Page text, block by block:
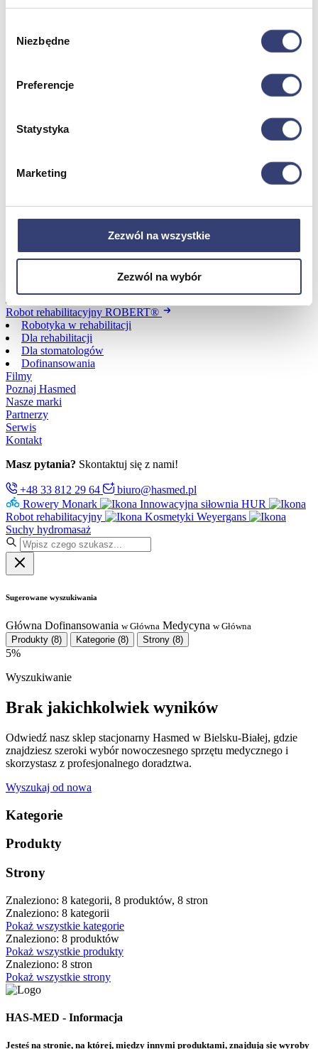
zgody
Niezbędne
Preferencje
Statystyka
Marketing
Zezwól na wszystkie
Zezwól na wybór
Fotele do masażu
Zobacz wszystko
Dofinansowania
Dofinansowania
Aquatizer Testowy
Robot rehabilitacyjny ROBERT®
Robotyka w rehabilitacji
Dla rehabilitacji
Dla stomatologów
Dofinansowania
Filmy
Poznaj Hasmed
Nasze marki
Partnerzy
Serwis
Kontakt
Masz pytania? Skontaktuj się z nami!
+48 33 812 29 64
biuro@hasmed.pl
Rowery Monark
Innowacyjna siłownia HUR
Robot rehabilitacyjny
Kosmetyki Weyergans
Suchy hydromasaż
Sugerowane wyszukiwania
Główna Dofinansowania w Główna Medycyna w Główna
Produkty (8) Kategorie (8) Strony (8)
5%
Wyszukiwanie
Brak jakichkolwiek wyników
Odwiedź nasz sklep stacjonarny Hasmed w Bielsku-Białej, gdzie
znajdziesz szeroki wybór nowoczesnego sprzętu medycznego i
skorzystasz z profesjonalnego doradztwa.
Wyszukaj od nowa
Kategorie
Produkty
Strony
Znaleziono: 8 kategorii, 8 produktów, 8 stron
Znaleziono: 8 kategorii
Pokaż wszystkie kategorie
Znaleziono: 8 produktów
Pokaż wszystkie produkty
Znaleziono: 8 stron
Pokaż wszystkie strony
HAS-MED - Informacja
Jesteś na stronie, na której, między innymi produktami, znajdują się wyroby